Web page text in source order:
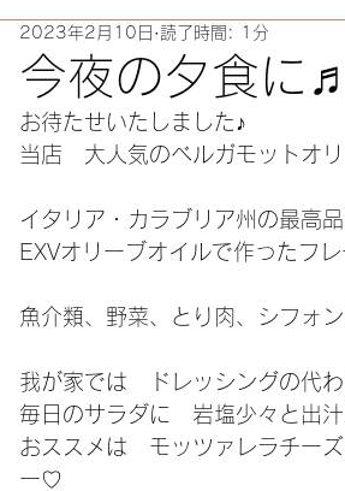
今夜の夕食に♬
2023年2月10日 読了時間: 1分
お待たせいたしました♪
当店　大人気のベルガモットオ
イタリア・カラブリア州の最高
EXVオリーブオイルで作ったフ
魚介類、野菜、とり肉、シフォ
我が家では　ドレッシングの代わ
毎日のサラダに　岩塩少々と出汁
おススメは　モッツァレラチー
ー♡